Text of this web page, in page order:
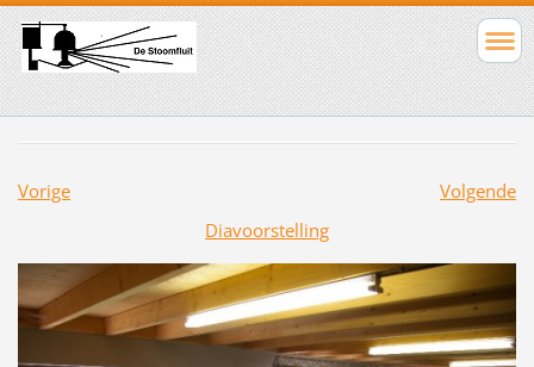
Vorige
Volgende
Diavoorstelling